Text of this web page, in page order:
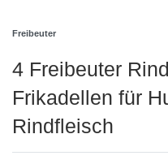
Freibeuter
4 Freibeuter
Frikadellen für
Rindfleisch